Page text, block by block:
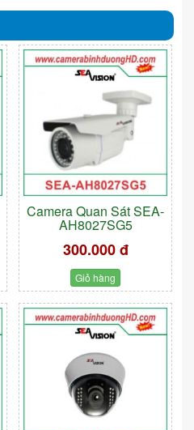
Camera Quan Sát SEA-
AH8027SG5
300.000 đ
Giỏ hàng